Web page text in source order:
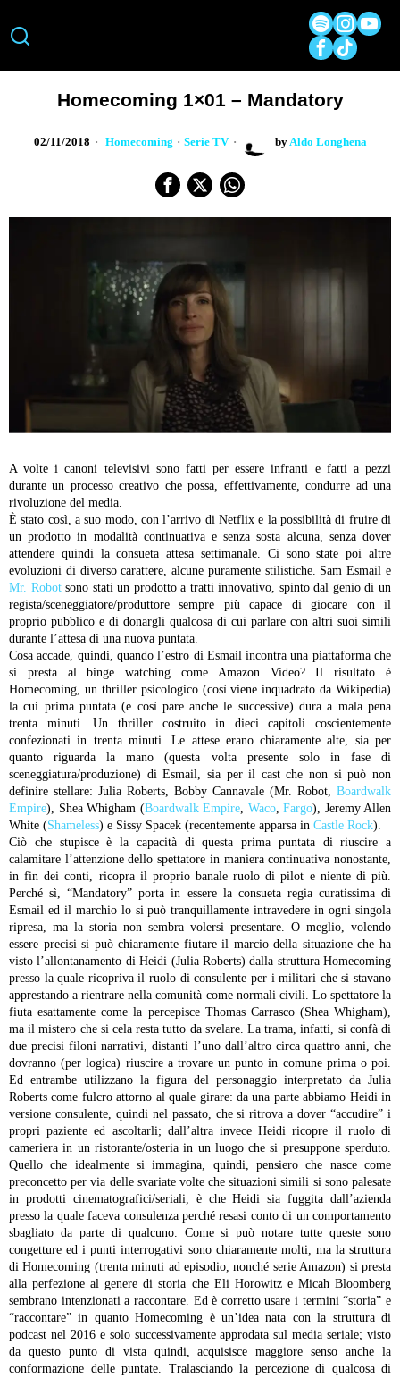
Homecoming 1×01 – Mandatory
02/11/2018 Homecoming · Serie TV by Aldo Longhena
A volte i canoni televisivi sono fatti per essere infranti e fatti a pezzi
durante un processo creativo che possa, effettivamente, condurre ad una
rivoluzione del media.
È stato così, a suo modo, con l’arrivo di Netflix e la possibilità di fruire di
un prodotto in modalità continuativa e senza sosta alcuna, senza dover
attendere quindi la consueta attesa settimanale. Ci sono state poi altre
evoluzioni di diverso carattere, alcune puramente stilistiche. Sam Esmail e
Mr. Robotsono stati un prodotto a tratti innovativo, spinto dal genio di un
regista/sceneggiatore/produttore sempre più capace di giocare con il
proprio pubblico e di donargli qualcosa di cui parlare con altri suoi simili
durante l’attesa di una nuova puntata.
Cosa accade, quindi, quando l’estro di Esmail incontra una piattaforma che
si presta al binge watching come Amazon Video? Il risultato è
Homecoming, un thriller psicologico (così viene inquadrato da Wikipedia)
la cui prima puntata (e così pare anche le successive) dura a mala pena
trenta minuti. Un thriller costruito in dieci capitoli coscientemente
confezionati in trenta minuti. Le attese erano chiaramente alte, sia per
quanto riguarda la mano (questa volta presente solo in fase di
sceneggiatura/produzione) di Esmail, sia per il cast che non si può non
definire stellare: Julia Roberts, Bobby Cannavale (Mr. Robot, Boardwalk
Empire), Shea Whigham (Boardwalk Empire, Waco, Fargo), Jeremy Allen
White (Shameless) e Sissy Spacek (recentemente apparsa in Castle Rock).
Ciò che stupisce è la capacità di questa prima puntata di riuscire a
calamitare l’attenzione dello spettatore in maniera continuativa nonostante,
in fin dei conti, ricopra il proprio banale ruolo di pilot e niente di più.
Perché sì, “Mandatory” porta in essere la consueta regia curatissima di
Esmail ed il marchio lo si può tranquillamente intravedere in ogni singola
ripresa, ma la storia non sembra volersi presentare. O meglio, volendo
essere precisi si può chiaramente fiutare il marcio della situazione che ha
visto l’allontanamento di Heidi (Julia Roberts) dalla struttura Homecoming
presso la quale ricopriva il ruolo di consulente per i militari che si stavano
apprestando a rientrare nella comunità come normali civili. Lo spettatore la
fiuta esattamente come la percepisce Thomas Carrasco (Shea Whigham),
ma il mistero che si cela resta tutto da svelare. La trama, infatti, si confà di
due precisi filoni narrativi, distanti l’uno dall’altro circa quattro anni, che
dovranno (per logica) riuscire a trovare un punto in comune prima o poi.
Ed entrambe utilizzano la figura del personaggio interpretato da Julia
Roberts come fulcro attorno al quale girare: da una parte abbiamo Heidi in
versione consulente, quindi nel passato, che si ritrova a dover “accudire” i
propri paziente ed ascoltarli; dall’altra invece Heidi ricopre il ruolo di
cameriera in un ristorante/osteria in un luogo che si presuppone sperduto.
Quello che idealmente si immagina, quindi, pensiero che nasce come
preconcetto per via delle svariate volte che situazioni simili si sono palesate
in prodotti cinematografici/seriali, è che Heidi sia fuggita dall’azienda
presso la quale faceva consulenza perché resasi conto di un comportamento
sbagliato da parte di qualcuno. Come si può notare tutte queste sono
congetture ed i punti interrogativi sono chiaramente molti, ma la struttura
di Homecoming (trenta minuti ad episodio, nonché serie Amazon) si presta
alla perfezione al genere di storia che Eli Horowitz e Micah Bloomberg
sembrano intenzionati a raccontare. Ed è corretto usare i termini “storia” e
“raccontare” in quanto Homecoming è un’idea nata con la struttura di
podcast nel 2016 e solo successivamente approdata sul media seriale; visto
da questo punto di vista quindi, acquisisce maggiore senso anche la
conformazione delle puntate. Tralasciando la percezione di qualcosa di